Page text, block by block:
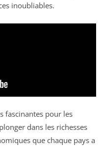
inoubliables.
fascinantes pour les
dans les richesses
que chaque pays a